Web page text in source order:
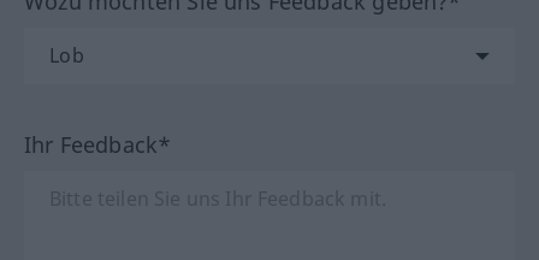
Ihr Feedback*